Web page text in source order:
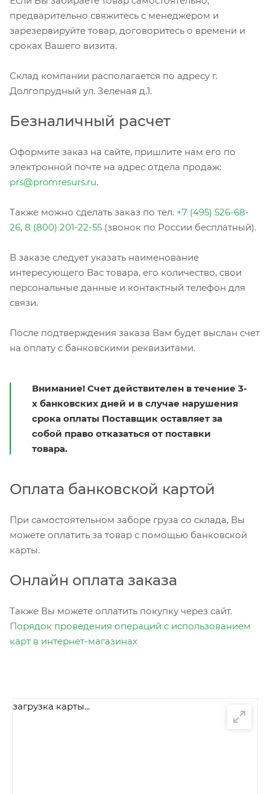
предварительно свяжитесь с менеджером и
зарезервируйте товар, договоритесь о времени и
сроках Вашего визита.
Склад компании располагается по адресу г.
Долгопрудный ул. Зеленая д.1.
Безналичный расчет
Оформите заказ на сайте, пришлите нам его по
электронной почте на адрес отдела продаж:
prs@promresurs.ru.
Также можно сделать заказ по тел. +7 (495) 526-68-
26, 8 (800) 201-22-55 (звонок по России бесплатный).
В заказе следует указать наименование
интересующего Вас товара, его количество, свои
персональные данные и контактный телефон для
связи.
После подтверждения заказа Вам будет выслан счет
на оплату с банковскими реквизитами.
Внимание! Счет действителен в течение 3-
х банковских дней и в случае нарушения
срока оплаты Поставщик оставляет за
собой право отказаться от поставки
товара.
Оплата банковской картой
При самостоятельном заборе груза со склада, Вы
можете оплатить за товар с помощью банковской
карты.
Онлайн оплата заказа
Также Вы можете оплатить покупку через сайт.
Порядок проведения операций с использованием
карт в интернет-магазинах
загрузка карты...